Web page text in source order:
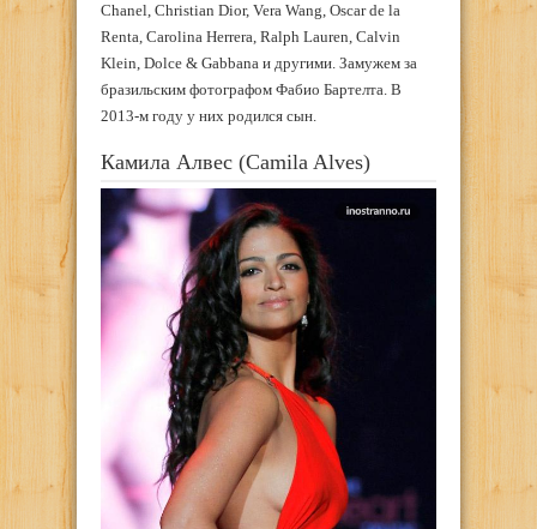
Chanel, Christian Dior, Vera Wang, Oscar de la
Renta, Carolina Herrera, Ralph Lauren, Calvin
Klein, Dolce & Gabbana и другими. Замужем за
бразильским фотографом Фабио Бартелта. В
2013-м году у них родился сын.
Камила Алвес (Camila Alves)